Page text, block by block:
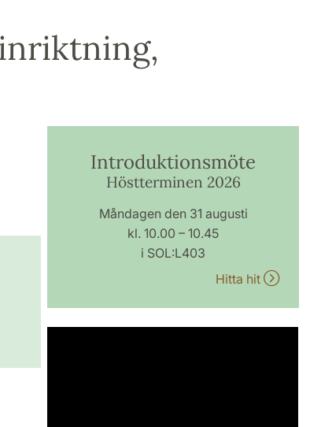
Introduktionsmöte
Höstterminen 2026
Måndagen den 31 augusti
kl. 10.00 – 10.45
i SOL:L403
Hitta hit